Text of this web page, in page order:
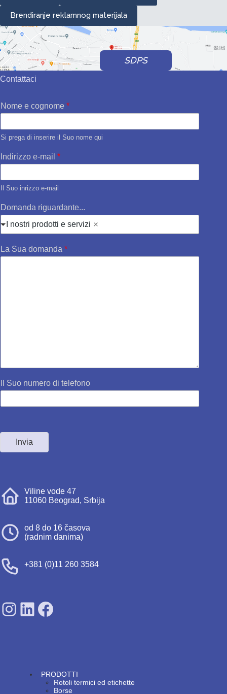
Brendiranje reklamnog materijala
SDPS
Contattaci
Nome e cognome *
Si prega di inserire il Suo nome qui
Indirizzo e-mail *
Il Suo inrizzo e-mail
Domanda riguardante...
I nostri prodotti e servizi
La Sua domanda *
Il Suo numero di telefono
Invia
Viline vode 47
11060 Beograd, Srbija
od 8 do 16 časova
(radnim danima)
+381 (0)11 260 3584
SDPS on Instagram
SDPS on Lunkedin
SDPS on Facebook
PRODOTTI
Rotoli termici ed etichette
Borse